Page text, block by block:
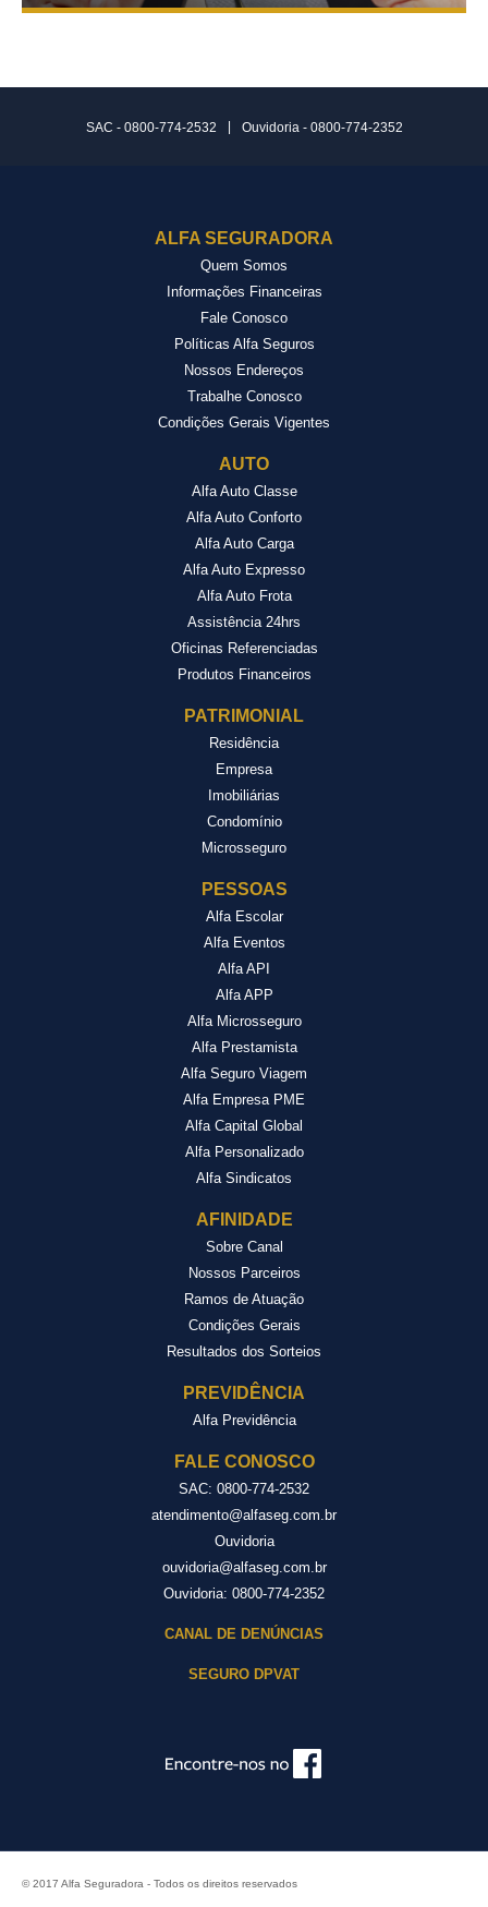
SAC - 0800-774-2532 Ouvidoria - 0800-774-2352
ALFA SEGURADORA
Quem Somos
Informações Financeiras
Fale Conosco
Políticas Alfa Seguros
Nossos Endereços
Trabalhe Conosco
Condições Gerais Vigentes
AUTO
Alfa Auto Classe
Alfa Auto Conforto
Alfa Auto Carga
Alfa Auto Expresso
Alfa Auto Frota
Assistência 24hrs
Oficinas Referenciadas
Produtos Financeiros
PATRIMONIAL
Residência
Empresa
Imobiliárias
Condomínio
Microsseguro
PESSOAS
Alfa Escolar
Alfa Eventos
Alfa API
Alfa APP
Alfa Microsseguro
Alfa Prestamista
Alfa Seguro Viagem
Alfa Empresa PME
Alfa Capital Global
Alfa Personalizado
Alfa Sindicatos
AFINIDADE
Sobre Canal
Nossos Parceiros
Ramos de Atuação
Condições Gerais
Resultados dos Sorteios
PREVIDÊNCIA
Alfa Previdência
FALE CONOSCO
SAC: 0800-774-2532
atendimento@alfaseg.com.br
Ouvidoria
ouvidoria@alfaseg.com.br
Ouvidoria: 0800-774-2352
CANAL DE DENÚNCIAS
SEGURO DPVAT
© 2017 Alfa Seguradora - Todos os direitos reservados